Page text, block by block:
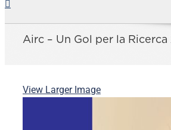
Airc – Un Gol per la Ricerca
View Larger Image